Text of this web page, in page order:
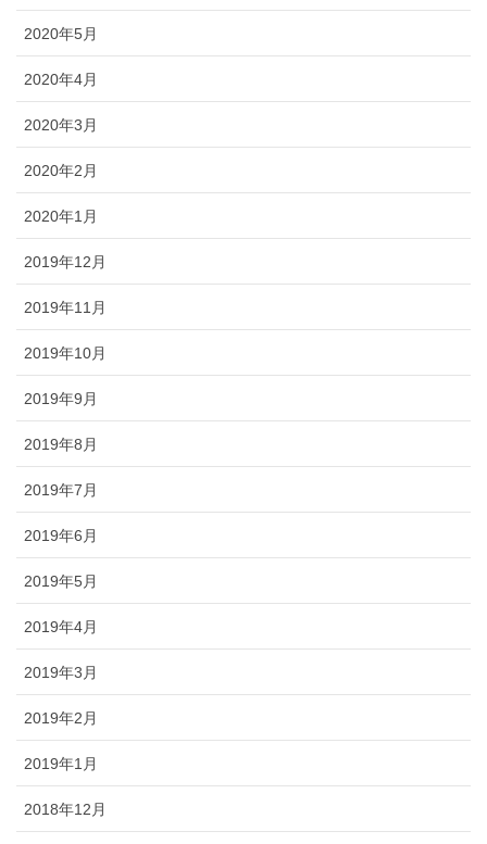
2020年5月
2020年4月
2020年3月
2020年2月
2020年1月
2019年12月
2019年11月
2019年10月
2019年9月
2019年8月
2019年7月
2019年6月
2019年5月
2019年4月
2019年3月
2019年2月
2019年1月
2018年12月